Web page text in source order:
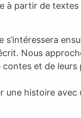
à partir de
s’intéressera
Nous
contes et de
une histoire